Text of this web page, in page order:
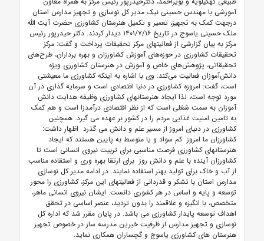
آموزشی با مهندس حسینی نیک مدیر کل نوسازی و تجهیز مدارس استان
درجهت کمک به تجهیز، تعمیر و تکمیل هنرستان کشاورزی حضرت آیت الله
ملک حسینی یاسوج در تاریخ ۱۴۰۱/۷/۱۶ دیدار کردند. دکتر حیدرپور رئیس
مرکز به بیان گزارشی از فعالیتهای مرکز تحقیقات پرداخت و گفت: مرکز
تحقیقات کشاورزی در حوزه‌های آموزش کشاورزان و بهره برداران، طرح‌های
تحقیقاتی، پژوهش‌های خاص و آموزش در هنرستان کشاورزی ویژه
دانش‌آموزان فعالیت می‌کند. وی با اشاره به اینکه کشاورزی ما معیشتی
است، گفت: امروزه کشاورزی در دنیا اقتصادی است و سرمایه گذاری در آن
مورد توجه است، لذا ایجاد هنرستانهای کشاورزی وظیفه هدایت دانش
آموزان به سمت شغلی است که از نظر اقتصادی درآمدزا است و هم کمک
به تامین امنیت غذایی مردم را در کشور بر عهده می گیرد. همچنین
کشاورزی در دنیای امروز از مسیر علم و دانش می گذرد اظهار داشت:
کشاورزان ما امروز کم سواد و یا متوسط به پایین هستند که ایجاد
هنرستانهای کشاورزی فرصت‌ مناسبی برای تربیت نیروی انسانی است تا
کشاورزان آینده با علم و دانش روز برای ارتقا بهره وری و استقاده مناسب
از آب و خاک برای تولید بهتر استفاده نمایند. در ادامه مدیر کل نوسازی
مدارس استان با تشکر و قدردانی از فعالیتهای این مرکز، کشاورزی را محور
توسعه و پایه و اساس در هر کشوری دانست. ایشان نیروی انسانی ماهر،
متخصص، با انگیزه و علاقمند را بدون تردید، عنصر اساسی در تحقق
اهداف توسعه پایدار کشاورزی می باشد. در پایان مقرر شد که اداره کل
نوسازی و تجهیز مدارس از ظرفیت خیرین مدرسه ساز در خصوص تجهیز
هنرستان های کشاورزی یاسوج و گچساران همکاری نماید.